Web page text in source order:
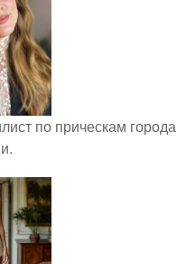
по прическам города